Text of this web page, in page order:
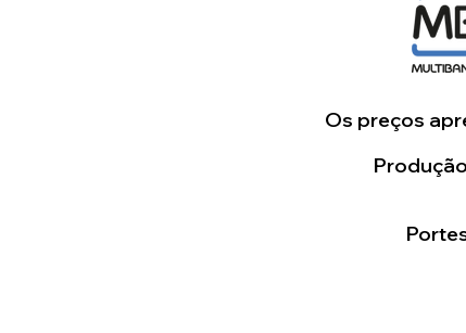
Os preços